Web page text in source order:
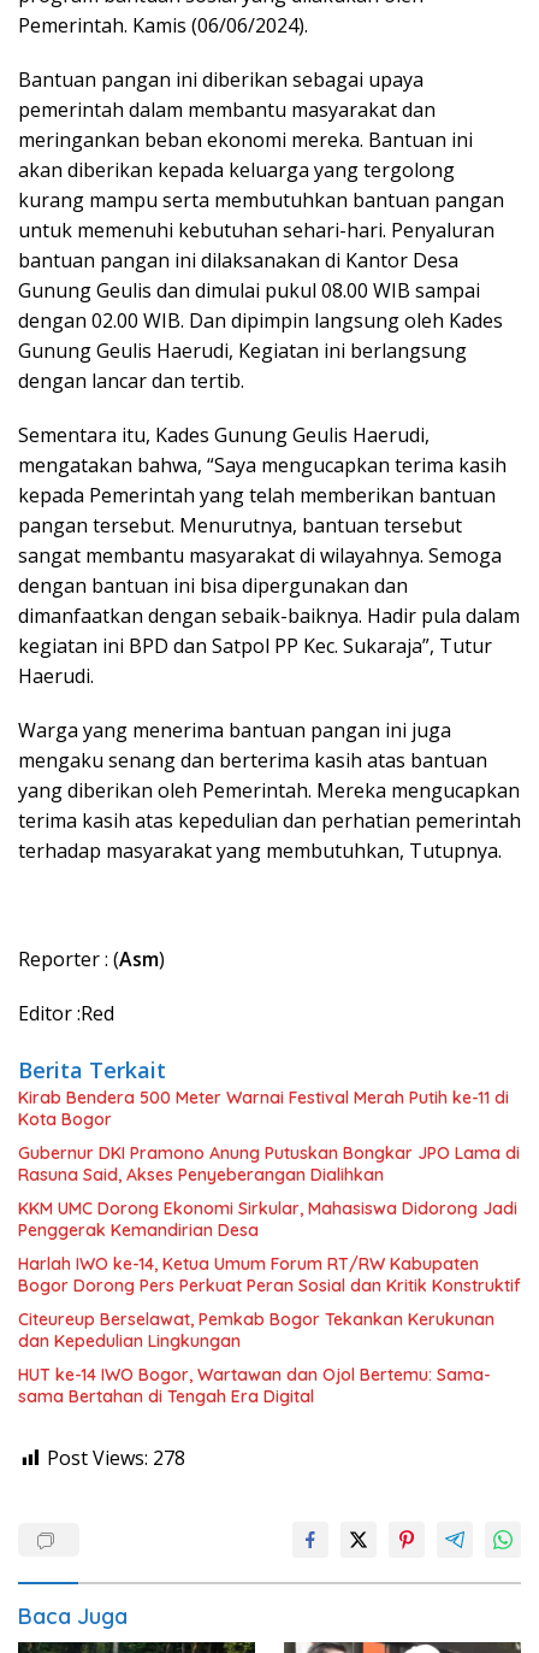
Pemerintah. Kamis (06/06/2024).
Bantuan pangan ini diberikan sebagai upaya
pemerintah dalam membantu masyarakat dan
meringankan beban ekonomi mereka. Bantuan ini
akan diberikan kepada keluarga yang tergolong
kurang mampu serta membutuhkan bantuan pangan
untuk memenuhi kebutuhan sehari-hari. Penyaluran
bantuan pangan ini dilaksanakan di Kantor Desa
Gunung Geulis dan dimulai pukul 08.00 WIB sampai
dengan 02.00 WIB. Dan dipimpin langsung oleh Kades
Gunung Geulis Haerudi, Kegiatan ini berlangsung
dengan lancar dan tertib.
Sementara itu, Kades Gunung Geulis Haerudi,
mengatakan bahwa, “Saya mengucapkan terima kasih
kepada Pemerintah yang telah memberikan bantuan
pangan tersebut. Menurutnya, bantuan tersebut
sangat membantu masyarakat di wilayahnya. Semoga
dengan bantuan ini bisa dipergunakan dan
dimanfaatkan dengan sebaik-baiknya. Hadir pula dalam
kegiatan ini BPD dan Satpol PP Kec. Sukaraja”, Tutur
Haerudi.
Warga yang menerima bantuan pangan ini juga
mengaku senang dan berterima kasih atas bantuan
yang diberikan oleh Pemerintah. Mereka mengucapkan
terima kasih atas kepedulian dan perhatian pemerintah
terhadap masyarakat yang membutuhkan, Tutupnya.
Reporter : (Asm)
Editor :Red
Berita Terkait
Kirab Bendera 500 Meter Warnai Festival Merah Putih ke-11 di
Kota Bogor
Gubernur DKI Pramono Anung Putuskan Bongkar JPO Lama di
Rasuna Said, Akses Penyeberangan Dialihkan
KKM UMC Dorong Ekonomi Sirkular, Mahasiswa Didorong Jadi
Penggerak Kemandirian Desa
Harlah IWO ke-14, Ketua Umum Forum RT/RW Kabupaten
Bogor Dorong Pers Perkuat Peran Sosial dan Kritik Konstruktif
Citeureup Berselawat, Pemkab Bogor Tekankan Kerukunan
dan Kepedulian Lingkungan
HUT ke-14 IWO Bogor, Wartawan dan Ojol Bertemu: Sama-
sama Bertahan di Tengah Era Digital
Post Views: 278
Baca Juga